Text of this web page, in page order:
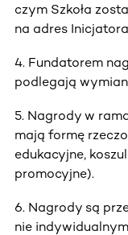
czym Szkoła
na adres
4. Fundatorem
podlegają
5. Nagrody w
mają formę
edukacyjne,
promocyjne).
6. Nagrody są
nie